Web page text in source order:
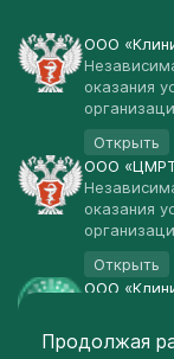
ООО
оказания
Открыть
ООО
оказания
Открыть
ООО
Открыть
Продолжая